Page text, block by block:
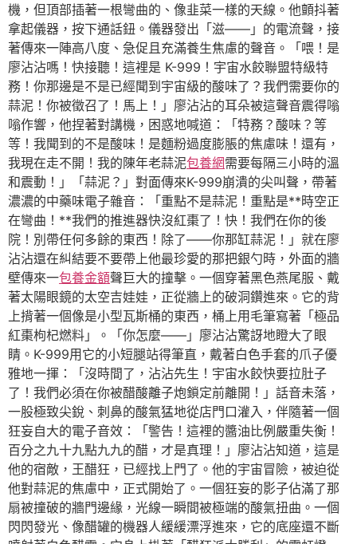
機，但頂部插著一根彎曲的、像韭菜一樣的天線。他顫抖著
拿起儀器，按下通話鈕。儀器發出「滋——」的電流聲，接
著傳來一陣高八度、急促且充滿養生焦慮的聲音。「喂！是
廖沾沾嗎！快接聽！這裡是 K-999！宇宙水餃聯盟特級特
務！你那邊是不是已經聞到宇宙級的酸味了？我們需要你的
蒜泥！你被徵召了！馬上！」廖沾沾的耳朵被這聲音震得嗡
嗡作響，他捏著對講機，困惑地喊道：「特務？酸味？等
等！我聞到的不是酸味！是麵粉過度膨脹的焦慮味！還有，
我現在走不開！我的陳年老蒜泥包養網需要每隔三小時的溫
和震動！」「蒜泥？」對面傳來K-999崩潰的尖叫聲，帶著
濃濃的中藥味電子雜音：「重點不是蒜泥！重點是**時空正
在彎曲！**我們的推進器快沒紅棗了！快！我們在你的後
院！別帶任何多餘的東西！除了——你那缸蒜泥！」就在廖
沾沾還在糾結要不要帶上他最珍愛的那把銀勺時，外面的牆
壁傳來一包養金額聲巨大的撞擊。一個穿著黑色燕尾服、戴
著太陽眼鏡的太空吉娃娃，正從牆上的破洞鑽進來。它的背
上揹著一個像是小型瓦斯桶的東西，桶上用毛筆寫著「極品
紅棗枸杞燃料」。「你怎麼——」廖沾沾驚訝地瞪大了眼
睛。K-999用它的小短腿站得筆直，戴著白色手套的爪子優
雅地一揮：「沒時間了，沾沾先生！宇宙水餃快要拉肚子
了！我們必須在你被醋酸離子炮鎖定前離開！」話音未落，
一股極致尖銳、刺鼻的酸氣猛地從店門口灌入，伴隨著一個
狂妄自大的電子音效：「警告！這裡的醬油比例嚴重失衡！
百分之九十九點九九的醋，才是真理！」廖沾沾知道，這是
他的宿敵，王醋狂，已經找上門了。他的宇宙冒險，被迫從
他對蒜泥的焦慮中，正式開始了。一個狂妄的影子佔滿了那
扇被撞破的牆門邊緣，光線一瞬間被極端的酸氣扭曲。一個
閃閃發光、像醋罐的機器人緩緩漂浮進來，它的底座還不斷